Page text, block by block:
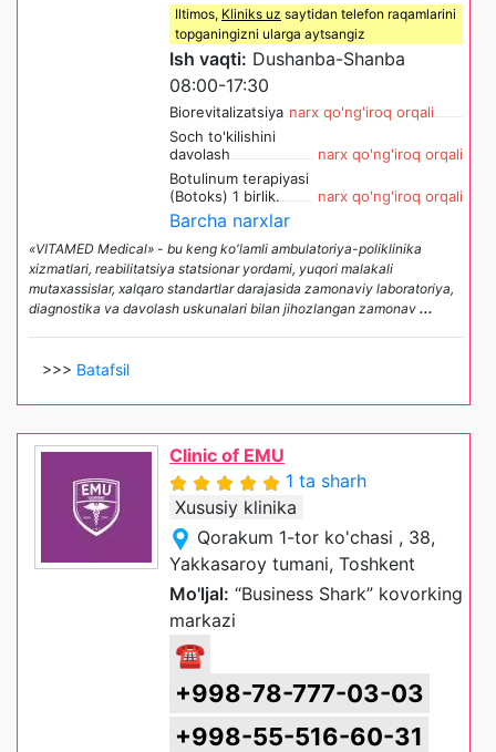
Iltimos, Kliniks uz saytidan telefon raqamlarini
topganingizni ularga aytsangiz
Ish vaqti: Dushanba-Shanba
08:00-17:30
Biorevitalizatsiya narx qo'ng'iroq orqali
Soch to'kilishini
davolash
narx qo'ng'iroq orqali
Botulinum terapiyasi
(Botoks) 1 birlik.
narx qo'ng'iroq orqali
Barcha narxlar
«VITAMED Medical» - bu keng ko'lamli ambulatoriya-poliklinika
xizmatlari, reabilitatsiya statsionar yordami, yuqori malakali
mutaxassislar, xalqaro standartlar darajasida zamonaviy laboratoriya,
diagnostika va davolash uskunalari bilan jihozlangan zamonav ...
>>> Batafsil
Clinic of EMU
1 ta sharh
Xususiy klinika
Qorakum 1-tor ko'chasi , 38,
Yakkasaroy tumani, Toshkent
Mo'ljal: “Business Shark” kovorking
markazi
☎
+998-78-777-03-03
+998-55-516-60-31